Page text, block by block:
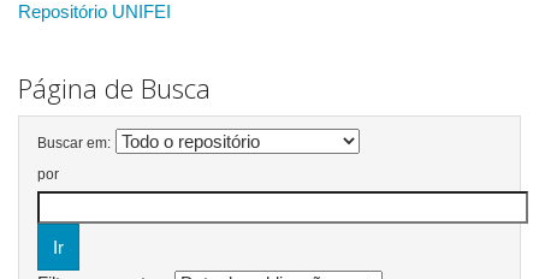
Repositório UNIFEI
Página de Busca
Buscar em:
por